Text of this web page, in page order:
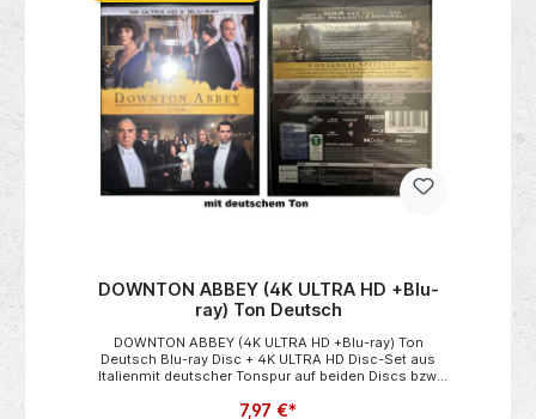
DOWNTON ABBEY (4K ULTRA HD +Blu-
ray) Ton Deutsch
DOWNTON ABBEY (4K ULTRA HD +Blu-ray) Ton
Deutsch Blu-ray Disc + 4K ULTRA HD Disc-Set aus
Italienmit deutscher Tonspur auf beiden Discs bzw.
DowntonDas weltweite Phänomen "Downton Abbey"
7,97 €*